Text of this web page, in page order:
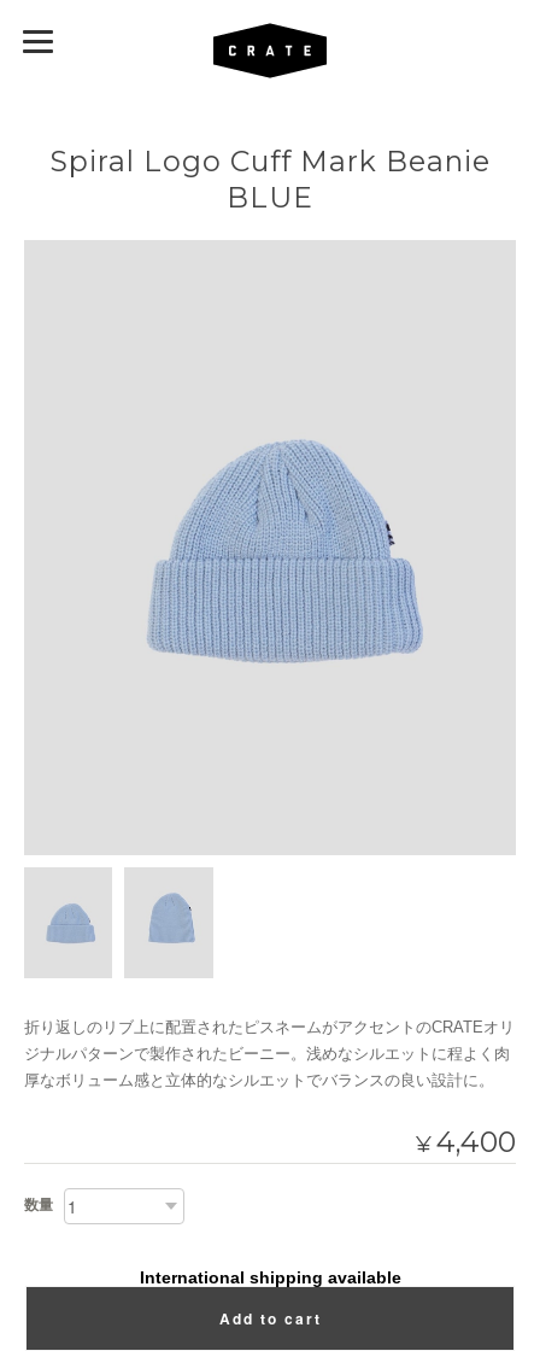
Spiral Logo Cuff Mark Beanie
BLUE
折り返しのリブ上に配置されたピスネームがアクセントのCRATEオリ
ジナルパターンで製作されたビーニー。浅めなシルエットに程よく肉
厚なボリューム感と立体的なシルエットでバランスの良い設計に。
¥4,400
数量
International shipping available
Add to cart